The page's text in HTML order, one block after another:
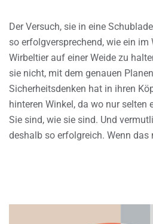
Der Versuch, sie in eine
so erfolgversprechend, wie ein im
Wirbeltier auf einer Weide zu
sie nicht, mit dem genauen
Sicherheitsdenken hat in ihren
hinteren Winkel, da wo nur
Sie sind, wie sie sind. Und
deshalb so erfolgreich. Wenn das